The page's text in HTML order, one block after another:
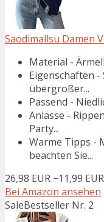
Saodimallsu Damen
Material -
Eigenschaften
übergroßer...
Passend -
Anlässe -
Party...
Warme Tipps -
beachten Sie...
26,98 EUR −11,99 EUR
Bei Amazon ansehen
SaleBestseller Nr. 2